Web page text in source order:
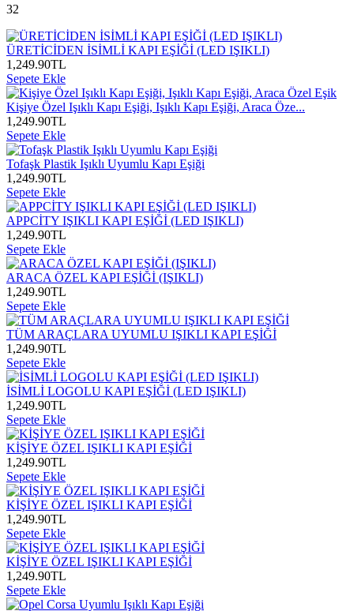
32
ÜRETİCİDEN İSİMLİ KAPI EŞİĞİ (LED IŞIKLI)
1,249.90TL
Sepete Ekle
Kişiye Özel Işıklı Kapı Eşiği, Işıklı Kapı Eşiği, Araca Öze...
1,249.90TL
Sepete Ekle
Tofaşk Plastik Işıklı Uyumlu Kapı Eşiği
1,249.90TL
Sepete Ekle
APPCİTY IŞIKLI KAPI EŞİĞİ (LED IŞIKLI)
1,249.90TL
Sepete Ekle
ARACA ÖZEL KAPI EŞİĞİ (IŞIKLI)
1,249.90TL
Sepete Ekle
TÜM ARAÇLARA UYUMLU IŞIKLI KAPI EŞİĞİ
1,249.90TL
Sepete Ekle
İSİMLİ LOGOLU KAPI EŞİĞİ (LED IŞIKLI)
1,249.90TL
Sepete Ekle
KİŞİYE ÖZEL IŞIKLI KAPI EŞİĞİ
1,249.90TL
Sepete Ekle
KİŞİYE ÖZEL IŞIKLI KAPI EŞİĞİ
1,249.90TL
Sepete Ekle
KİŞİYE ÖZEL IŞIKLI KAPI EŞİĞİ
1,249.90TL
Sepete Ekle